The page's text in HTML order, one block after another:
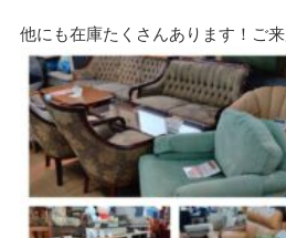
他にも在庫たくさんあります！ご